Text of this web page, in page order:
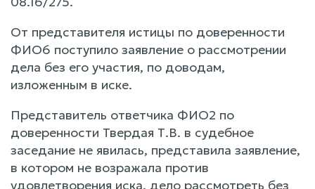
От представителя истицы по доверенности
ФИО6 поступило заявление о рассмотрении
дела без его участия, по доводам,
изложенным в иске.
Представитель ответчика ФИО2 по
доверенности Твердая Т.В. в судебное
заседание не явилась, представила заявление,
в котором не возражала против
удовлетворения иска, дело рассмотреть без